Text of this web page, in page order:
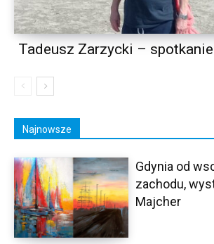
Tadeusz Zarzycki –
Najnowsze
Gdynia od
zachodu,
Majcher